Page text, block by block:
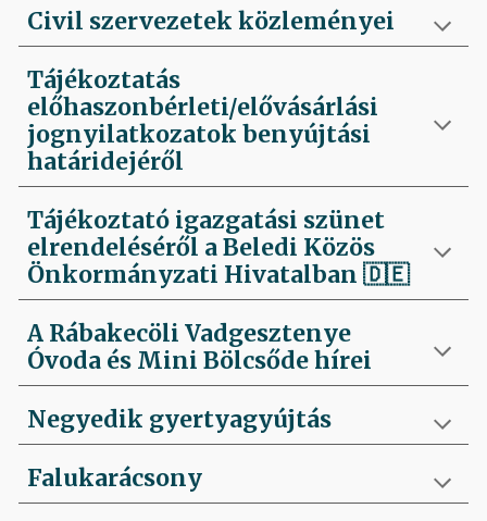
Civil szervezetek közleményei
Tájékoztatás
előhaszonbérleti/elővásárlási
jognyilatkozatok benyújtási
határidejéről
Tájékoztató igazgatási szünet
elrendeléséről a Beledi Közös
Önkormányzati Hivatalban🇩🇪
A Rábakecöli Vadgesztenye
Óvoda és Mini Bölcsőde hírei
Negyedik gyertyagyújtás
Falukarácsony